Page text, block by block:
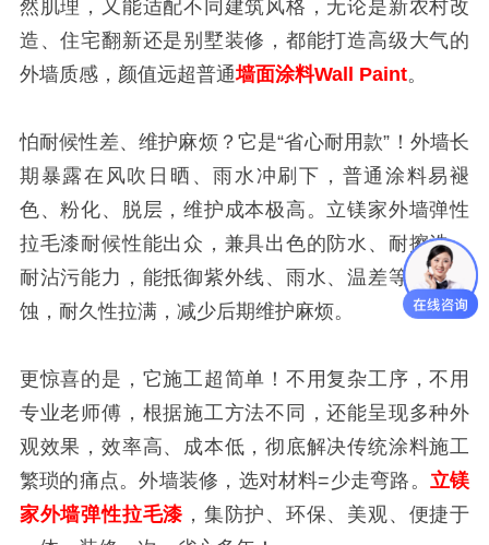
然肌理，又能适配不同建筑风格，无论是新农村改
造、住宅翻新还是别墅装修，都能打造高级大气的
外墙质感，颜值远超普通墙面涂料Wall Paint。
怕耐候性差、维护麻烦？它是“省心耐用款”！外墙长
期暴露在风吹日晒、雨水冲刷下，普通涂料易褪
色、粉化、脱层，维护成本极高。立镁家外墙弹性
拉毛漆耐候性能出众，兼具出色的防水、耐擦洗、
耐沾污能力，能抵御紫外线、雨水、温差等自然侵
蚀，耐久性拉满，减少后期维护麻烦。
更惊喜的是，它施工超简单！不用复杂工序，不用
专业老师傅，根据施工方法不同，还能呈现多种外
观效果，效率高、成本低，彻底解决传统涂料施工
繁琐的痛点。外墙装修，选对材料=少走弯路。 立镁
家外墙弹性拉毛漆 ，集防护、环保、美观、便捷于